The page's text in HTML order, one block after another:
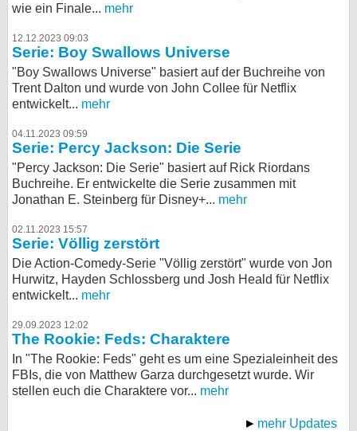
wie ein Finale... mehr
12.12.2023 09:03
Serie: Boy Swallows Universe
"Boy Swallows Universe" basiert auf der Buchreihe von
Trent Dalton und wurde von John Collee für Netflix
entwickelt... mehr
04.11.2023 09:59
Serie: Percy Jackson: Die Serie
"Percy Jackson: Die Serie" basiert auf Rick Riordans
Buchreihe. Er entwickelte die Serie zusammen mit
Jonathan E. Steinberg für Disney+... mehr
02.11.2023 15:57
Serie: Völlig zerstört
Die Action-Comedy-Serie "Völlig zerstört" wurde von Jon
Hurwitz, Hayden Schlossberg und Josh Heald für Netflix
entwickelt... mehr
29.09.2023 12:02
The Rookie: Feds: Charaktere
In "The Rookie: Feds" geht es um eine Spezialeinheit des
FBIs, die von Matthew Garza durchgesetzt wurde. Wir
stellen euch die Charaktere vor... mehr
mehr Updates